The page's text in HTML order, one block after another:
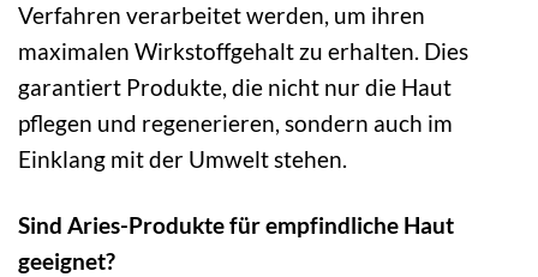
Verfahren verarbeitet werden, um ihren
maximalen Wirkstoffgehalt zu erhalten. Dies
garantiert Produkte, die nicht nur die Haut
pflegen und regenerieren, sondern auch im
Einklang mit der Umwelt stehen.
Sind Aries-Produkte für empfindliche Haut
geeignet?